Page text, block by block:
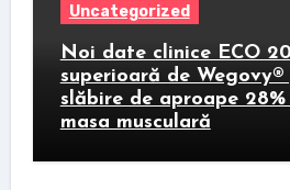
Uncategorized
Noi date clinice ECO
superioară de
slăbire de aproape
masa musculară